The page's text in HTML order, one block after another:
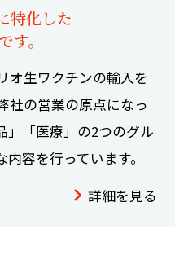
特化した
す。
オ生ワクチンの輸入を
社の営業の原点になっ
」「医療」の2つのグル
容を行っています。
詳細を見る